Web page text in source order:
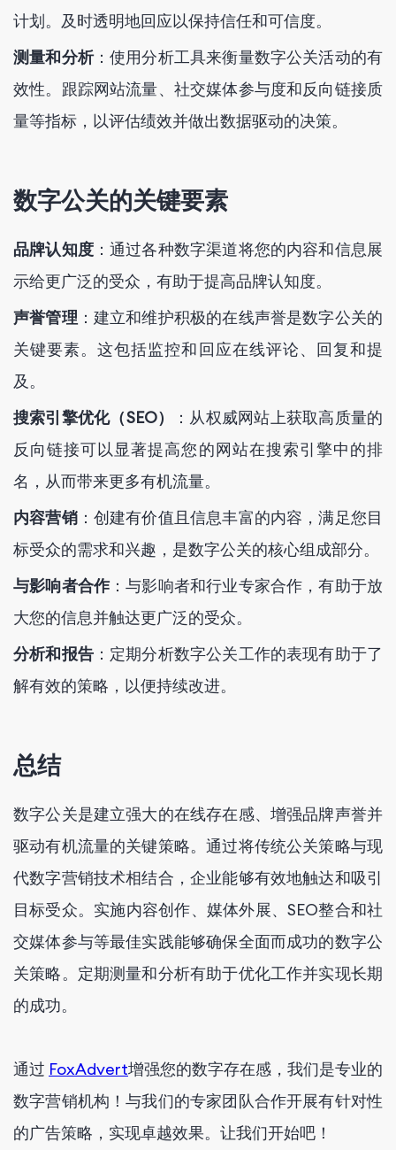
计划。及时透明地回应以保持信任和可信度。
测量和分析：使用分析工具来衡量数字公关活动的有
效性。跟踪网站流量、社交媒体参与度和反向链接质
量等指标，以评估绩效并做出数据驱动的决策。
数字公关的关键要素
品牌认知度：通过各种数字渠道将您的内容和信息展
示给更广泛的受众，有助于提高品牌认知度。
声誉管理 ：建立和维护积极的在线声誉是数字公关的
关键要素。这包括监控和回应在线评论、回复和提
及。
搜索引擎优化（SEO）
：从权威网站上获取高质量的
反向链接可以显著提高您的网站在搜索引擎中的排
名，从而带来更多有机流量。
内容营销：创建有价值且信息丰富的内容，满足您目
标受众的需求和兴趣，是数字公关的核心组成部分。
与影响者合作：与影响者和行业专家合作，有助于放
大您的信息并触达更广泛的受众。
分析和报告：定期分析数字公关工作的表现有助于了
解有效的策略，以便持续改进。
总结
数字公关是建立强大的在线存在感、增强品牌声誉并
驱动有机流量的关键策略。通过将传统公关策略与现
代数字营销技术相结合，企业能够有效地触达和吸引
目标受众。实施内容创作、媒体外展、SEO整合和社
交媒体参与等最佳实践能够确保全面而成功的数字公
关策略。定期测量和分析有助于优化工作并实现长期
的成功。
通过 FoxAdvert增强您的数字存在感，我们是专业的
数字营销机构！与我们的专家团队合作开展有针对性
的广告策略，实现卓越效果。让我们开始吧！